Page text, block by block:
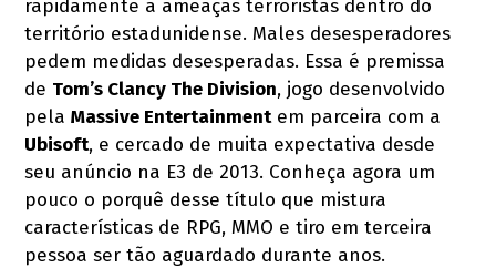
rapidamente a ameaças terroristas dentro do
território estadunidense. Males desesperadores
pedem medidas desesperadas. Essa é premissa
de Tom’s Clancy The Division, jogo desenvolvido
pelaMassive Entertainmentem parceira com a
Ubisoft, e cercado de muita expectativa desde
seu anúncio na E3 de 2013. Conheça agora um
pouco o porquê desse título que mistura
características de RPG, MMO e tiro em terceira
pessoa ser tão aguardado durante anos.